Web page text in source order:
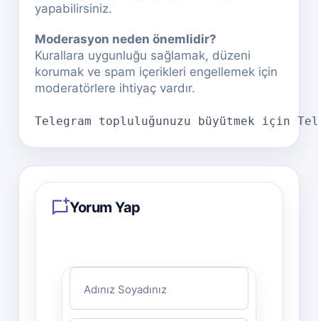
yapabilirsiniz.
Moderasyon neden önemlidir?
Kurallara uygunluğu sağlamak, düzeni
korumak ve spam içerikleri engellemek için
moderatörlere ihtiyaç vardır.
Telegram topluluğunuzu büyütmek için
Yorum Yap
Adınız Soyadınız